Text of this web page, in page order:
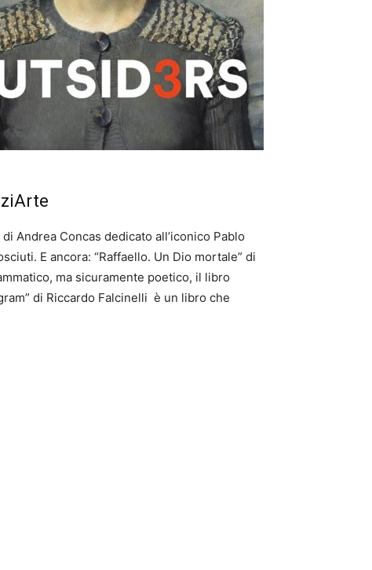
Andrea Concas dedicato all’iconico Pablo
E ancora: “Raffaello. Un Dio mortale” di
ma sicuramente poetico, il libro
di Riccardo Falcinelli è un libro che